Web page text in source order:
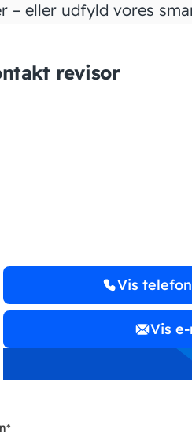
– eller udfyld vores
revisor
Vis
Vis
*